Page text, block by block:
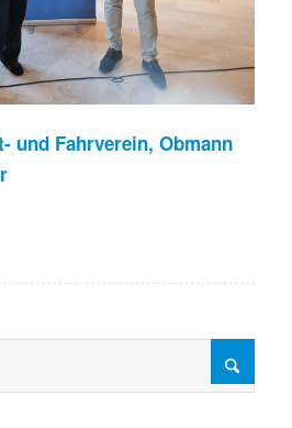
und Fahrverein, Obmann